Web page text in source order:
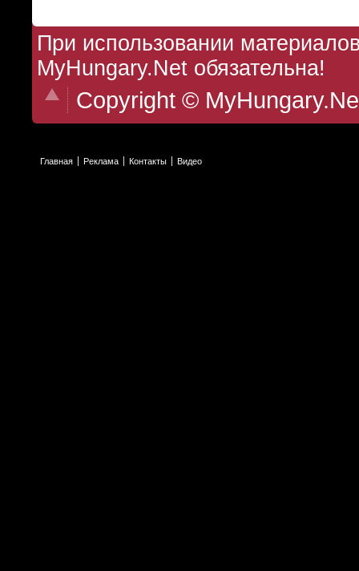
При использовании
MyHungary.Net обязательна!
Copyright ©
Главная Реклама Контакты Видео